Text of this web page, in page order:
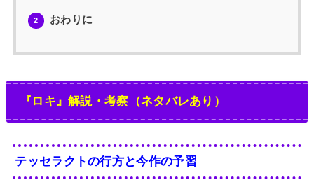
2 おわりに
『ロキ』解説・考察（ネタバレあり）
テッセラクトの行方と今作の予習